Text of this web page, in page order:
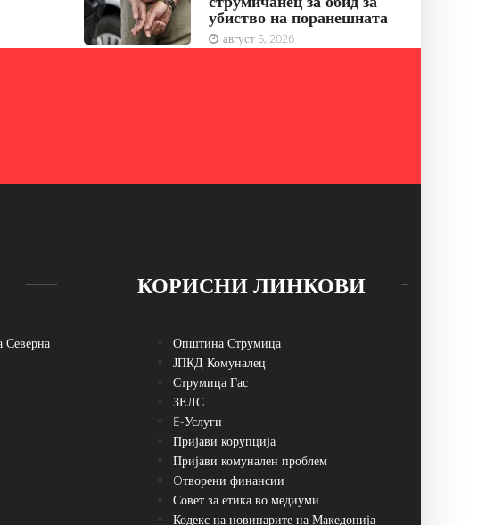
убиство на поранешната
август 5, 2026
Северна
КОРИСНИ ЛИНКОВИ
Општина Струмица
ЈПКД Комуналец
Струмица Гас
ЗЕЛС
E-Услуги
Пријави корупција
Пријави комунален проблем
Oтворени финансии
Совет за етика во медиуми
Кодекс на новинарите на Македонија